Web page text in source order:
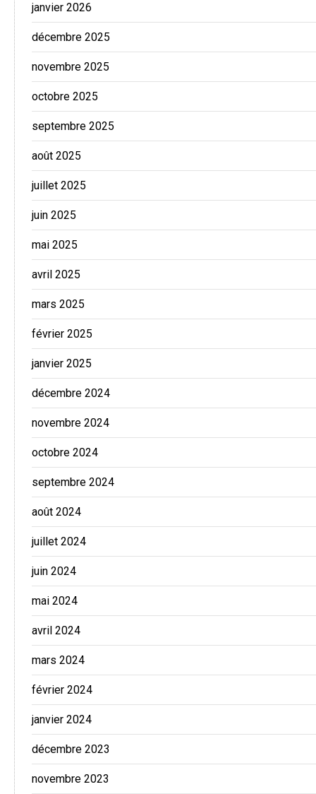
janvier 2026
décembre 2025
novembre 2025
octobre 2025
septembre 2025
août 2025
juillet 2025
juin 2025
mai 2025
avril 2025
mars 2025
février 2025
janvier 2025
décembre 2024
novembre 2024
octobre 2024
septembre 2024
août 2024
juillet 2024
juin 2024
mai 2024
avril 2024
mars 2024
février 2024
janvier 2024
décembre 2023
novembre 2023